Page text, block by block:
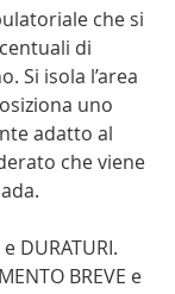
che si
di
Si isola l’area
uno
adatto al
che viene
DURATURI.
BREVE e